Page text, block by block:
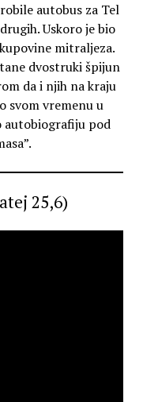
autobus za Tel
Uskoro je bio
mitraljeza.
dvostruki špijun
da i njih na kraju
svom vremenu u
autobiografiju pod
25,6)